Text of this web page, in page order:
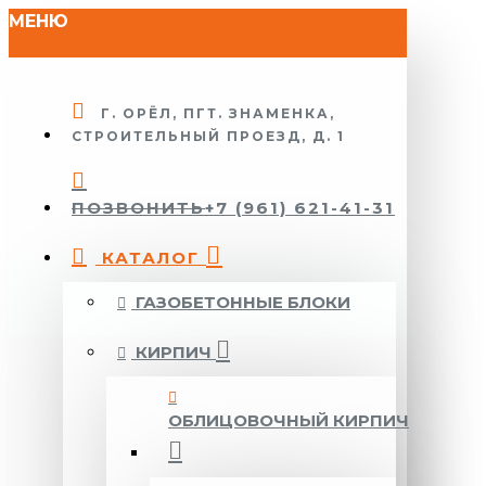
МЕНЮ
Г. ОРЁЛ, ПГТ. ЗНАМЕНКА,
СТРОИТЕЛЬНЫЙ ПРОЕЗД, Д. 1
ПОЗВОНИТЬ+7 (961) 621-41-31
КАТАЛОГ
ГАЗОБЕТОННЫЕ БЛОКИ
КИРПИЧ
ОБЛИЦОВОЧНЫЙ КИРПИЧ